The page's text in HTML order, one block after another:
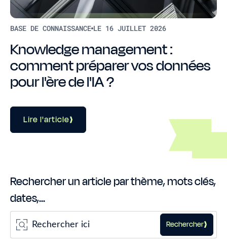
BASE DE CONNAISSANCE LE 16 JUILLET 2026
Knowledge management :
comment préparer vos données
pour l'ère de l'IA ?
Lire l'article
Rechercher un article par thème, mots clés,
dates,...
Rechercher